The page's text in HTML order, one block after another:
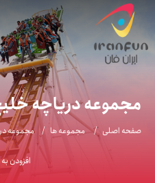
مجموعه دریاچه
صفحه اصلی مجموعه ها مجموعه
افزودن